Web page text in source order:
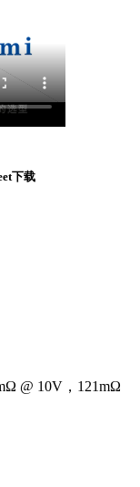
下载
@ 10V，121mΩ